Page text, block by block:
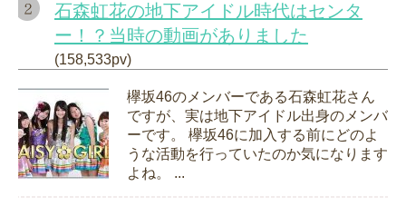
石森虹花の地下アイドル時代はセンタ
ー！？当時の動画がありました
(158,533pv)
欅坂46のメンバーである石森虹花さん
ですが、実は地下アイドル出身のメンバ
ーです。 欅坂46に加入する前にどのよ
うな活動を行っていたのか気になります
よね。 ...